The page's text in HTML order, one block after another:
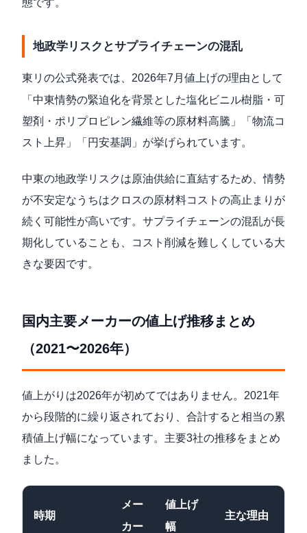
地政学リスクとサプライチェーンの混乱
東リの公式発表では、2026年7月値上げの理由として
「中東情勢の緊迫化を背景とした塩化ビニル樹脂・可
塑剤・ポリプロピレン繊維等の原材料高騰」「物流コ
スト上昇」「円安基調」が挙げられています。
中東の地政学リスクは原油供給に直結するため、情勢
が不安定なうちはクロスの原材料コストの高止まりが
続く可能性が高いです。サプライチェーンの混乱が長
期化していることも、コスト削減を難しくしている大
きな要因です。
国内主要メーカーの値上げ推移まとめ
（2021〜2026年）
値上がりは2026年が初めてではありません。2021年
から段階的に繰り返されており、合計すると相当の累
積値上げ幅になっています。主要3社の推移をまとめ
ました。
時期
メー
カー
値上げ
幅
主な理由